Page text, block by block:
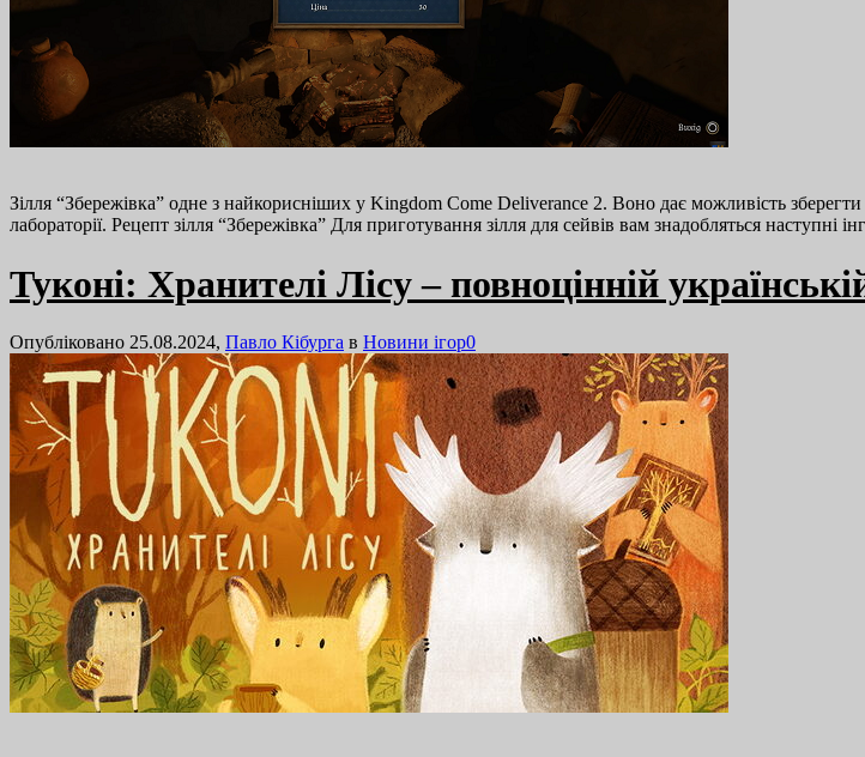
Зілля “Збережівка” одне з найкорисніших у Kingdom Come Deliverance 2. Воно дає можливість
лабораторії. Рецепт зілля “Збережівка” Для приготування зілля для сейвів вам знадобляться наступні
Туконі: Хранителі Лісу – повноцінній
Опубліковано 25.08.2024, Павло Кібурга в Новини ігор0